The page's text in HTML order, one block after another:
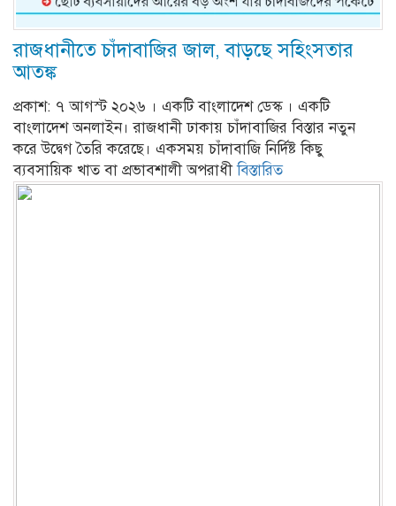
রাজধানীতে চাঁদাবাজির জাল, বাড়ছে সহিংসতার
আতঙ্ক
প্রকাশ: ৭ আগস্ট ২০২৬ । একটি বাংলাদেশ ডেস্ক । একটি
বাংলাদেশ অনলাইন। রাজধানী ঢাকায় চাঁদাবাজির বিস্তার নতুন
করে উদ্বেগ তৈরি করেছে। একসময় চাঁদাবাজি নির্দিষ্ট কিছু
ব্যবসায়িক খাত বা প্রভাবশালী অপরাধীবিস্তারিত